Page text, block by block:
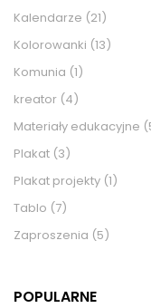
Kalendarze (21)
Kolorowanki (13)
Komunia (1)
kreator (4)
Materiały edukacyjne
Plakat (3)
Plakat projekty (1)
Tablo (7)
Zaproszenia (5)
POPULARNE